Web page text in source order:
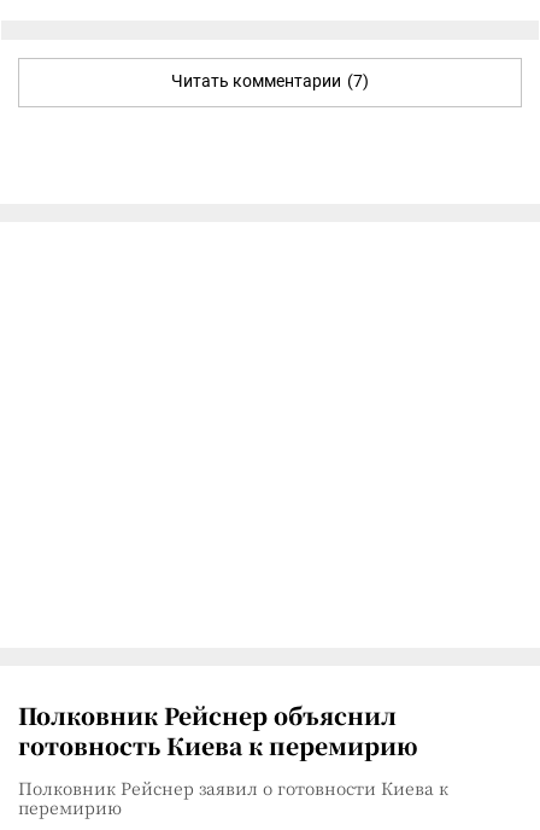
Читать комментарии (7)
Полковник Рейснер объяснил
готовность Киева к перемирию
Полковник Рейснер заявил о готовности Киева к
перемирию